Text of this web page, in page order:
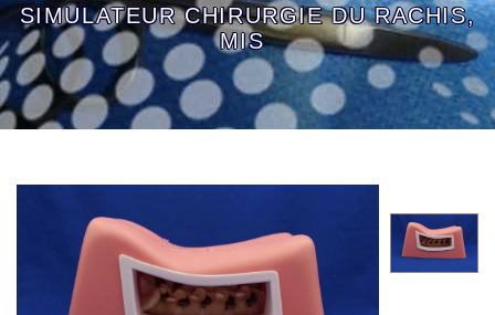
SIMULATEUR CHIRURGIE DU RACHIS,
MIS